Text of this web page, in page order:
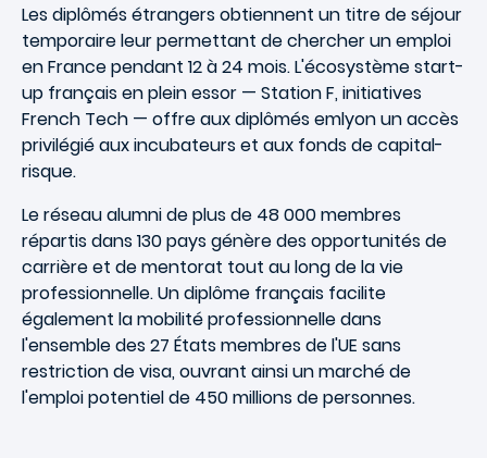
Les diplômés étrangers obtiennent un titre de séjour
temporaire leur permettant de chercher un emploi
en France pendant 12 à 24 mois. L'écosystème start-
up français en plein essor — Station F, initiatives
French Tech — offre aux diplômés emlyon un accès
privilégié aux incubateurs et aux fonds de capital-
risque.
Le réseau alumni de plus de 48 000 membres
répartis dans 130 pays génère des opportunités de
carrière et de mentorat tout au long de la vie
professionnelle. Un diplôme français facilite
également la mobilité professionnelle dans
l'ensemble des 27 États membres de l'UE sans
restriction de visa, ouvrant ainsi un marché de
l'emploi potentiel de 450 millions de personnes.